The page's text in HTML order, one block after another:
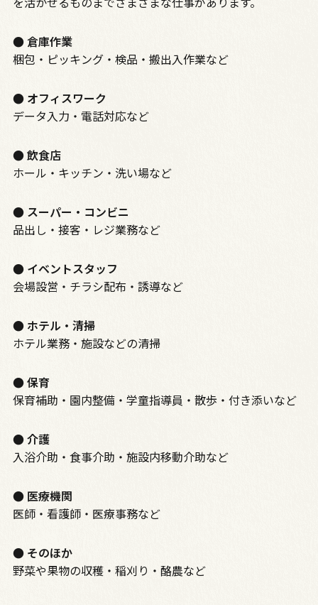
● 倉庫作業
梱包・ピッキング・検品・搬出入作業など
● オフィスワーク
データ入力・電話対応など
● 飲食店
ホール・キッチン・洗い場など
● スーパー・コンビニ
品出し・接客・レジ業務など
● イベントスタッフ
会場設営・チラシ配布・誘導など
● ホテル・清掃
ホテル業務・施設などの清掃
● 保育
保育補助・園内整備・学童指導員・散歩・付き添いなど
● 介護
入浴介助・食事介助・施設内移動介助など
● 医療機関
医師・看護師・医療事務など
● そのほか
野菜や果物の収穫・稲刈り・酪農など